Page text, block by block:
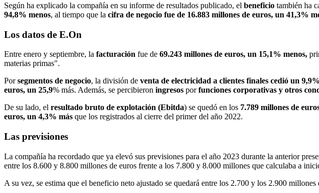
Según ha explicado la compañía en su informe de resultados publicado, el beneficio también ha
94,8% menos, al tiempo que la cifra de negocio fue de 16.883 millones de euros, un 41,3%
Los datos de E.On
Entre enero y septiembre, la facturación fue de 69.243 millones de euros, un 15,1% menos,
materias primas".
Porsegmentos de negocio, la división de venta de electricidad a clientes finales cedió un
euros, un 25,9% más. Además, se percibieron ingresos porfunciones corporativas y otros
De su lado, el resultado bruto de explotación (Ebitda) se quedó en los 7.789 millones de
euros, un 4,3% más que los registrados al cierre del primer del año 2022.
Las previsiones
La compañía ha recordado que ya elevó sus previsiones para el año 2023 durante la anterior
entre los 8.600 y 8.800 millones de euros frente a los 7.800 y 8.000 millones que calculaba a
A su vez, se estima que el beneficio neto ajustado se quedará entre los 2.700 y los 2.900